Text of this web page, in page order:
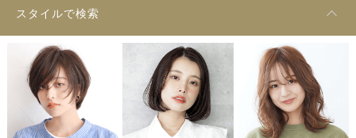
スタイルで検索